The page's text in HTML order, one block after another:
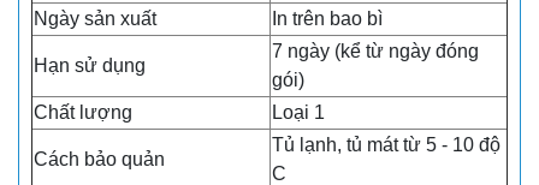
Ngày sản xuất In trên bao bì
Hạn sử dụng
7 ngày (kể từ ngày đóng
gói)
Chất lượng
Loại 1
Cách bảo quản
Tủ lạnh, tủ mát từ 5 - 10 độ
C